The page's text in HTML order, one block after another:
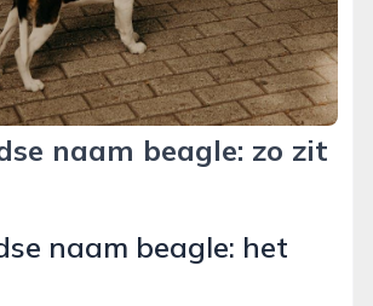
naam beagle: zo zit
naam beagle: het